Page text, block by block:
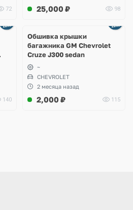
72 25,000 ₽ 98
140
Обшивка крышки
багажника GM Chevrolet
Cruze J300 sedan
~
CHEVROLET
2 месяца назад
2,000 ₽ 115